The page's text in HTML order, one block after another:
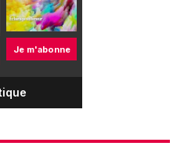
Je m'abonne